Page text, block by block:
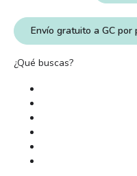
¿Qué buscas?
Envío gratuito a GC